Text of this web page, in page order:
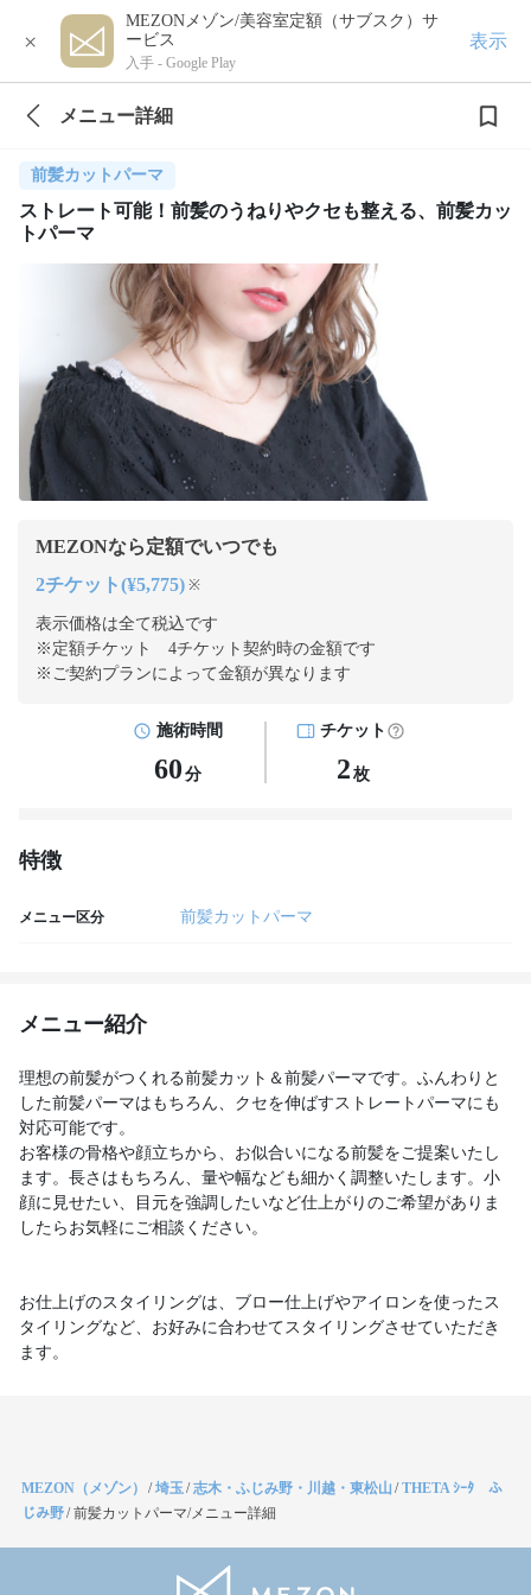
×
MEZONメゾン/美容室定額（サブスク）サ
ービス
入手 - Google Play
表示
メニュー詳細
前髪カットパーマ
ストレート可能！前髪のうねりやクセも整える、前髪カッ
トパーマ
MEZONなら定額でいつでも
2チケット(¥5,775) ※
表示価格は全て税込です
※定額チケット 4チケット契約時の金額です
※ご契約プランによって金額が異なります
施術時間
60 分
チケット
2 枚
特徴
メニュー区分 前髪カットパーマ
メニュー紹介
理想の前髪がつくれる前髪カット＆前髪パーマです。ふんわりと
した前髪パーマはもちろん、クセを伸ばすストレートパーマにも
対応可能です。
お客様の骨格や顔立ちから、お似合いになる前髪をご提案いたし
ます。長さはもちろん、量や幅なども細かく調整いたします。小
顔に見せたい、目元を強調したいなど仕上がりのご希望がありま
したらお気軽にご相談ください。
お仕上げのスタイリングは、ブロー仕上げやアイロンを使ったス
タイリングなど、お好みに合わせてスタイリングさせていただき
ます。
MEZON（メゾン） /埼玉/志木・ふじみ野・川越・東松山 /THETA ｼｰﾀ ふ
じみ野/前髪カットパーマ/メニュー詳細